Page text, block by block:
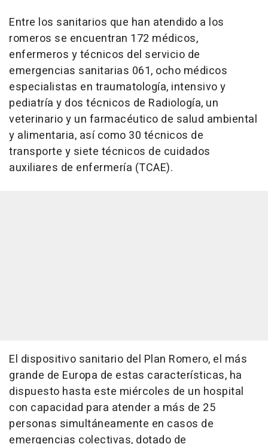
Entre los sanitarios que han atendido a los
romeros se encuentran 172 médicos,
enfermeros y técnicos del servicio de
emergencias sanitarias 061, ocho médicos
especialistas en traumatología, intensivo y
pediatría y dos técnicos de Radiología, un
veterinario y un farmacéutico de salud ambiental
y alimentaria, así como 30 técnicos de
transporte y siete técnicos de cuidados
auxiliares de enfermería (TCAE).
El dispositivo sanitario del Plan Romero, el más
grande de Europa de estas características, ha
dispuesto hasta este miércoles de un hospital
con capacidad para atender a más de 25
personas simultáneamente en casos de
emergencias colectivas, dotado de